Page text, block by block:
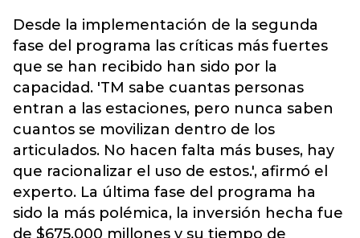
Desde la implementación de la segunda
fase del programa las críticas más fuertes
que se han recibido han sido por la
capacidad. 'TM sabe cuantas personas
entran a las estaciones, pero nunca saben
cuantos se movilizan dentro de los
articulados. No hacen falta más buses, hay
que racionalizar el uso de estos.', afirmó el
experto. La última fase del programa ha
sido la más polémica, la inversión hecha fue
de $675.000 millones y su tiempo de